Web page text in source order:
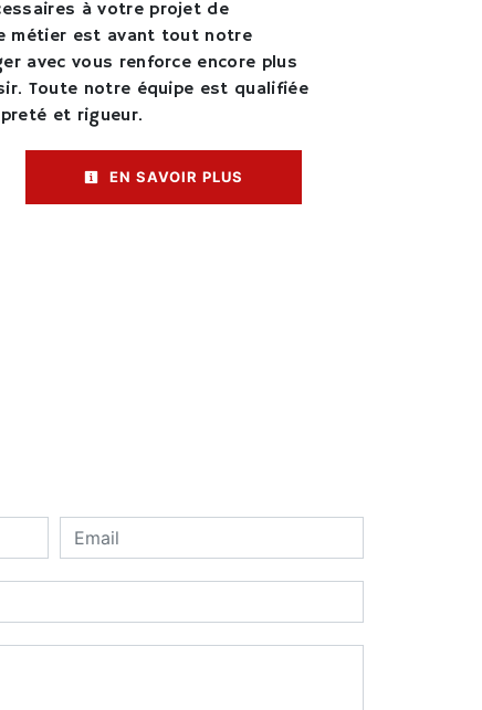
à votre projet de
métier est avant tout notre
avec vous renforce encore plus
Toute notre équipe est qualifiée
et rigueur.
EN SAVOIR PLUS